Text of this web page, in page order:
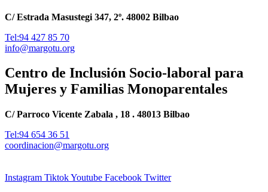
C/ Estrada Masustegi 347, 2º. 48002 Bilbao
Tel:94 427 85 70
info@margotu.org
Centro de Inclusión Socio-laboral para
Mujeres y Familias Monoparentales
C/ Parroco Vicente Zabala , 18 . 48013 Bilbao
Tel:94 654 36 51
coordinacion@margotu.org
Instagram TiktokYoutube Facebook Twitter